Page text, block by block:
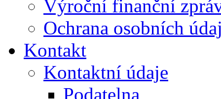
Výroční finanční
Ochrana osobních
Kontakt
Kontaktní údaje
Podatelna